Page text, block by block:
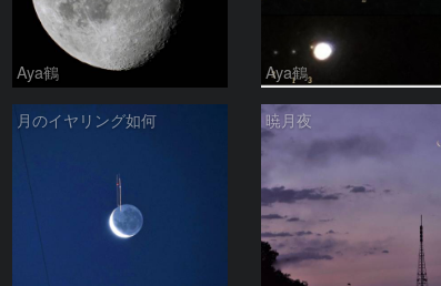
Aya鶴 Aya鶴
月のイヤリング如何 暁月夜